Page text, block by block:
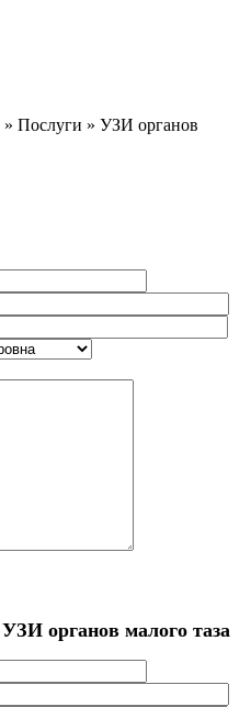
» Послуги » УЗИ органов
УЗИ органов малого таза